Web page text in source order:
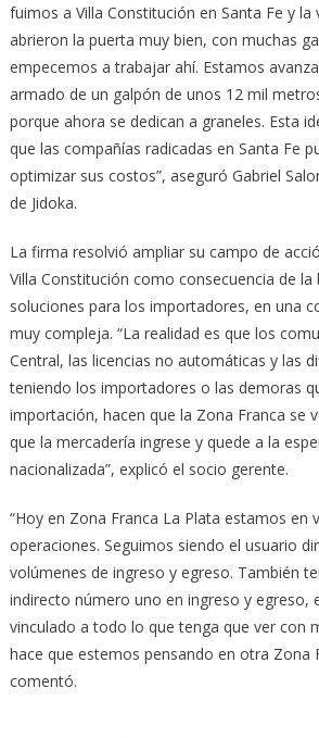
fuimos a Villa Constitución en Santa Fe y la
abrieron la puerta muy bien, con muchas
empecemos a trabajar ahí. Estamos
armado de un galpón de unos 12 mil
porque ahora se dedican a graneles. Esta
que las compañías radicadas en Santa Fe
optimizar sus costos”, aseguró Gabriel
de Jidoka.
La firma resolvió ampliar su campo de
Villa Constitución como consecuencia de la
soluciones para los importadores, en una
muy compleja. “La realidad es que los
Central, las licencias no automáticas y las
teniendo los importadores o las demoras
importación, hacen que la Zona Franca se
que la mercadería ingrese y quede a la
nacionalizada”, explicó el socio gerente.
“Hoy en Zona Franca La Plata estamos en
operaciones. Seguimos siendo el usuario
volúmenes de ingreso y egreso. También
indirecto número uno en ingreso y egreso,
vinculado a todo lo que tenga que ver con
hace que estemos pensando en otra Zona
comentó.